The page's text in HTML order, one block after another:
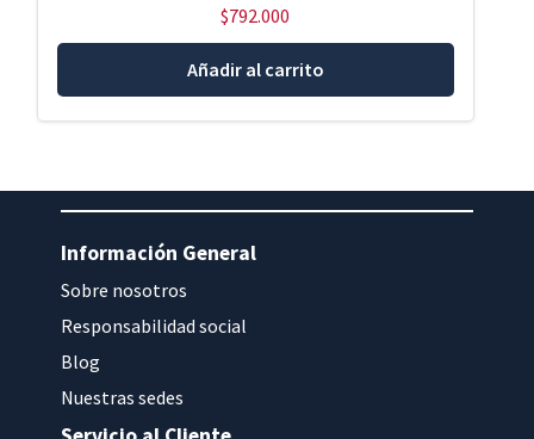
$792.000
Añadir al carrito
Información General
Sobre nosotros
Responsabilidad social
Blog
Nuestras sedes